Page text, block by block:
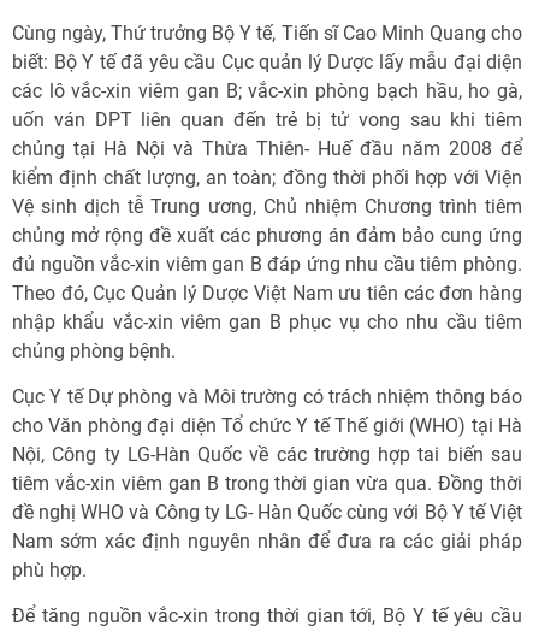
Cùng ngày, Thứ trưởng Bộ Y tế, Tiến sĩ Cao Minh Quang cho
biết: Bộ Y tế đã yêu cầu Cục quản lý Dược lấy mẫu đại diện
các lô vắc-xin viêm gan B; vắc-xin phòng bạch hầu, ho gà,
uốn ván DPT liên quan đến trẻ bị tử vong sau khi tiêm
chủng tại Hà Nội và Thừa Thiên- Huế đầu năm 2008 để
kiểm định chất lượng, an toàn; đồng thời phối hợp với Viện
Vệ sinh dịch tễ Trung ương, Chủ nhiệm Chương trình tiêm
chủng mở rộng đề xuất các phương án đảm bảo cung ứng
đủ nguồn vắc-xin viêm gan B đáp ứng nhu cầu tiêm phòng.
Theo đó, Cục Quản lý Dược Việt Nam ưu tiên các đơn hàng
nhập khẩu vắc-xin viêm gan B phục vụ cho nhu cầu tiêm
chủng phòng bệnh.
Cục Y tế Dự phòng và Môi trường có trách nhiệm thông báo
cho Văn phòng đại diện Tổ chức Y tế Thế giới (WHO) tại Hà
Nội, Công ty LG-Hàn Quốc về các trường hợp tai biến sau
tiêm vắc-xin viêm gan B trong thời gian vừa qua. Đồng thời
đề nghị WHO và Công ty LG- Hàn Quốc cùng với Bộ Y tế Việt
Nam sớm xác định nguyên nhân để đưa ra các giải pháp
phù hợp.
Để tăng nguồn vắc-xin trong thời gian tới, Bộ Y tế yêu cầu